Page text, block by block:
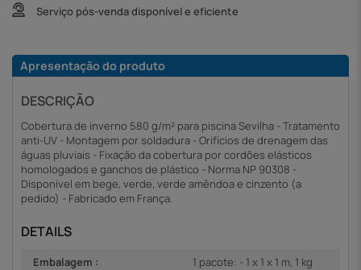
Serviço pós-venda disponível e eficiente
Apresentação do produto
DESCRIÇÃO
Cobertura de inverno 580 g/m² para piscina Sevilha - Tratamento
anti-UV - Montagem por soldadura - Orifícios de drenagem das
águas pluviais - Fixação da cobertura por cordões elásticos
homologados e ganchos de plástico - Norma NP 90308 -
Disponível em bege, verde, verde amêndoa e cinzento (a
pedido) - Fabricado em França.
DETAILS
Embalagem :
1 pacote: - 1 x 1 x 1 m, 1 kg